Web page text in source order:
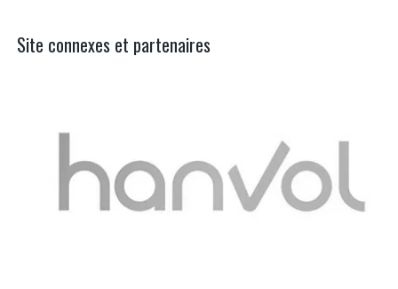
Site connexes et partenaires